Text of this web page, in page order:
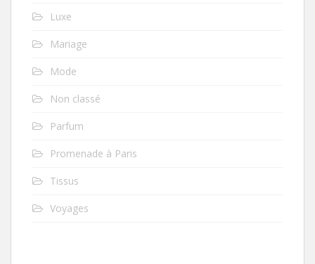
Luxe
Mariage
Mode
Non classé
Parfum
Promenade à Paris
Tissus
Voyages